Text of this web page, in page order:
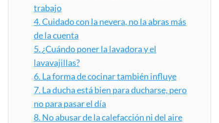
trabajo
4.Cuidado con la nevera, no la abras más
de la cuenta
5. ¿Cuándo poner la lavadora y el
lavavajillas?
6. La forma de cocinar también influye
7. La ducha está bien para ducharse, pero
no para pasar el día
8. No abusar de la calefacción ni del aire